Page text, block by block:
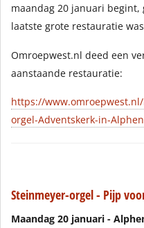
maandag 20 januari
laatste grote restauratie
Omroepwest.nl deed een
aanstaande restauratie:
https://
orgel-Adventskerk-in-
Steinmeyer-orgel - Pijp
Maandag 20 januari -